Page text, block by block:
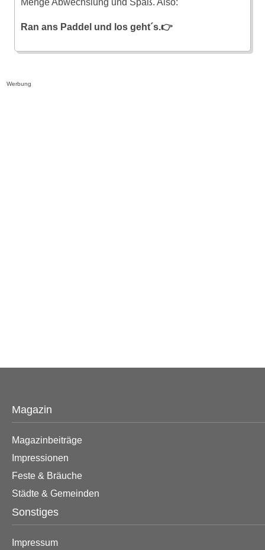
Menge Abwechslung und Spaß. Also:
Ran ans Paddel und los geht´s.👉
Werbung
Magazin
Magazinbeiträge
Impressionen
Feste & Bräuche
Städte & Gemeinden
Sonstiges
Impressum